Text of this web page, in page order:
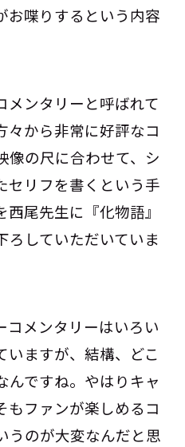
お喋りするという内容
メンタリーと呼ばれて
々から非常に好評なコ
像の尺に合わせて、シ
セリフを書くという手
尾先生に『化物語』
ろしていただいていま
コメンタリーはいろい
いますが、結構、どこ
んですね。やはりキャ
もファンが楽しめるコ
うのが大変なんだと思